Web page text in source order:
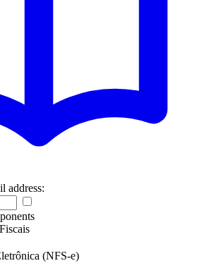
address:
(NFS-e)